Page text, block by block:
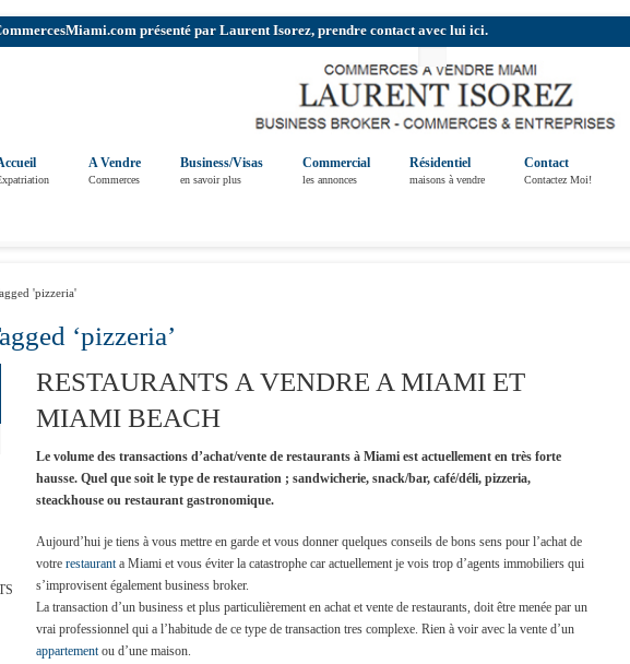
présenté par Laurent Isorez, prendre contact avec lui ici.
A Vendre
Commerces
Business/Visas
en savoir plus
Commercial
les annonces
Résidentiel
maisons à vendre
Contact
Contactez Moi!
'pizzeria'
‘pizzeria’
RESTAURANTS A VENDRE A MIAMI ET
MIAMI BEACH
Le volume des transactions d’achat/vente de restaurants à Miami est actuellement en très forte
hausse. Quel que soit le type de restauration ; sandwicherie, snack/bar, café/déli, pizzeria,
steackhouse ou restaurant gastronomique.
Aujourd’hui je tiens à vous mettre en garde et vous donner quelques conseils de bons sens pour l’achat de
votre restauranta Miami et vous éviter la catastrophe car actuellement je vois trop d’agents immobiliers qui
s’improvisent également business broker.
La transaction d’un business et plus particulièrement en achat et vente de restaurants, doit être menée par un
vrai professionnel qui a l’habitude de ce type de transaction tres complexe. Rien à voir avec la vente d’un
appartementou d’une maison.